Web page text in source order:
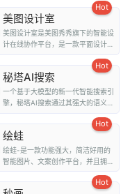
Hot
美图设计室
美图设计室是美图秀秀旗下的智能设
计在线协作平台，是一款平面设计工
Hot
秘塔AI搜索
一个基于大模型的新一代智能搜索引
擎，秘塔AI搜索通过其强大的语义理
Hot
绘蛙
绘蛙-是一款功能强大，简洁好用的
智能图片、文案创作平台，并且拥有
Hot